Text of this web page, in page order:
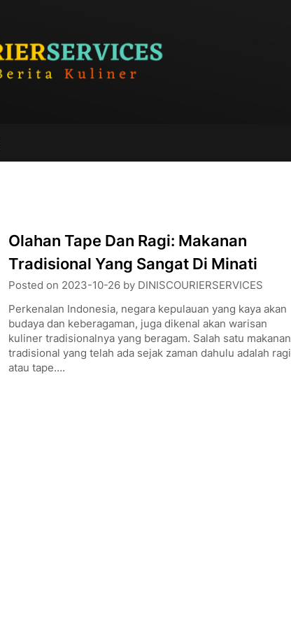
Olahan Tape Dan Ragi: Makanan
Tradisional Yang Sangat Di Minati
Posted on 2023-10-26by DINISCOURIERSERVICES
Perkenalan Indonesia, negara kepulauan yang kaya akan
budaya dan keberagaman, juga dikenal akan warisan
kuliner tradisionalnya yang beragam. Salah satu makanan
tradisional yang telah ada sejak zaman dahulu adalah ragi
atau tape….